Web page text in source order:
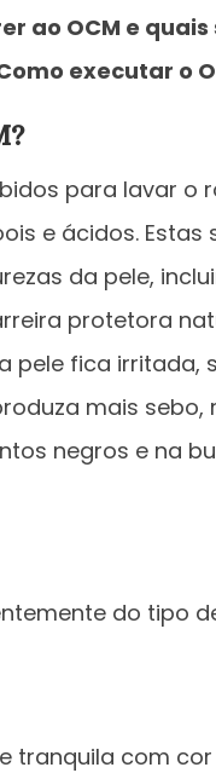
ao OCM e quais
executar o
para lavar o
e ácidos.
da pele,
protetora
pele fica irritada,
mais
negros e na
do tipo
tranquila com